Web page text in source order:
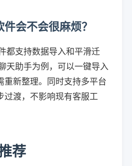
会不会很麻烦？
都支持数据导入和平滑迁
天助手为例，可以一键导入
重新整理。同时支持多平台
过渡，不影响现有客服工
荐